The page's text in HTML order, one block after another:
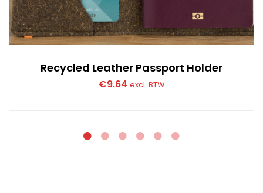
Recycled Leather Passport Holder
€9.64 excl. BTW